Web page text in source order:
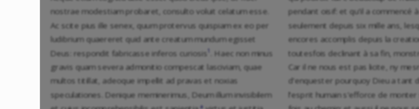
nostrae modestiam probaret, consulto voluit celatum esse.
Ac scite pius ille senex, quum protervus quispiam ex eo per
ludibrium quaereret quid ante creatum mundum egisset
Deus: respondit fabricasse inferos curiosis
. Haec non minus
gravis quam severa admonitio compescat lasciviam, quae
multos titillat, adeoque impellit ad pravas et noxias
speculationes. Denique meminerimus, Deum illum invisibilem
a
pendant oisif: et qu’il a
seulement depuis six mille ans,
encores accomplis depuis la
toutesfois declinant à sa fin,
Car il ne nous est pas licite, ny
d’enquester pourquoy Dieu a tant
l’esprit humain s’efforce de